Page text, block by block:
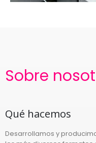
Sobre
Qué hacemos
Desarrollamos y